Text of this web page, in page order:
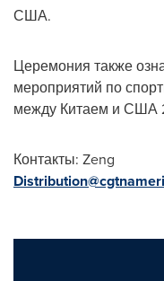
США.
Церемония также
мероприятий по
между Китаем и США
Контакты: Zeng